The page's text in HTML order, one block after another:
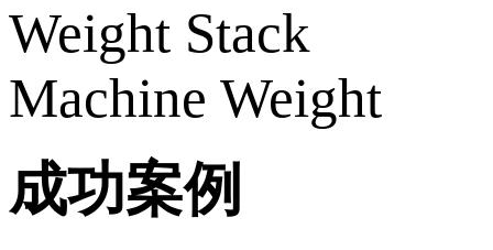
Weight Stack
Machine Weight
成功案例